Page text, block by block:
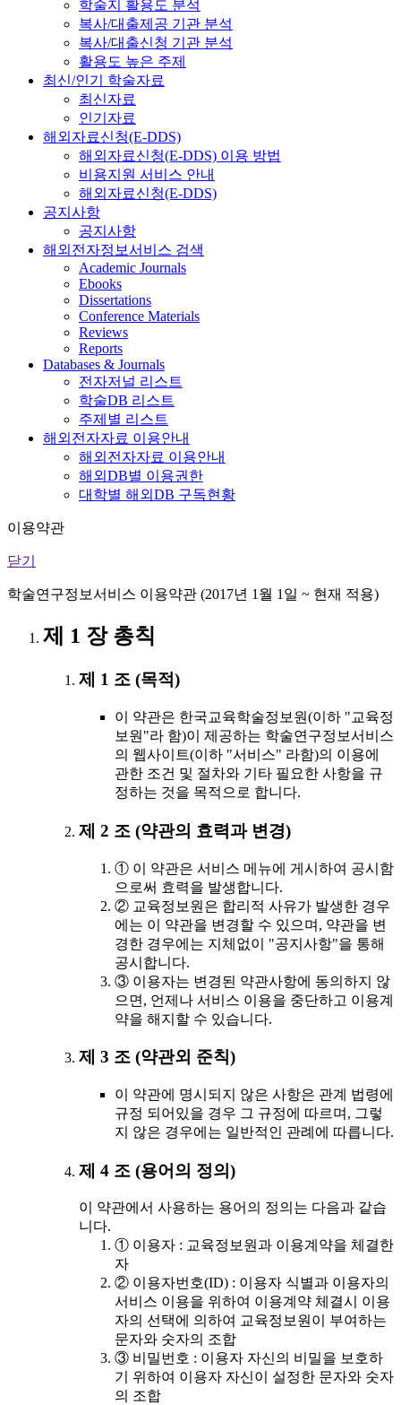
학술지 활용도 분석
복사/대출제공 기관 분석
복사/대출신청 기관 분석
활용도 높은 주제
최신/인기 학술자료
최신자료
인기자료
해외자료신청(E-DDS)
해외자료신청(E-DDS) 이용 방법
비용지원 서비스 안내
해외자료신청(E-DDS)
공지사항
공지사항
해외전자정보서비스 검색
Academic Journals
Ebooks
Dissertations
Conference Materials
Reviews
Reports
Databases & Journals
전자저널 리스트
학술DB 리스트
주제별 리스트
해외전자자료 이용안내
해외전자자료 이용안내
해외DB별 이용권한
대학별 해외DB 구독현황
이용약관
닫기
학술연구정보서비스 이용약관 (2017년 1월 1일 ~ 현재 적용)
제 1 장 총칙
제 1 조 (목적)
이 약관은 한국교육학술정보원(이하 "교육정
보원"라 함)이 제공하는 학술연구정보서비스
의 웹사이트(이하 "서비스" 라함)의 이용에
관한 조건 및 절차와 기타 필요한 사항을 규
정하는 것을 목적으로 합니다.
제 2 조 (약관의 효력과 변경)
① 이 약관은 서비스 메뉴에 게시하여 공시함
으로써 효력을 발생합니다.
② 교육정보원은 합리적 사유가 발생한 경우
에는 이 약관을 변경할 수 있으며, 약관을 변
경한 경우에는 지체없이 "공지사항"을 통해
공시합니다.
③ 이용자는 변경된 약관사항에 동의하지 않
으면, 언제나 서비스 이용을 중단하고 이용계
약을 해지할 수 있습니다.
제 3 조 (약관외 준칙)
이 약관에 명시되지 않은 사항은 관계 법령에
규정 되어있을 경우 그 규정에 따르며, 그렇
지 않은 경우에는 일반적인 관례에 따릅니다.
제 4 조 (용어의 정의)
이 약관에서 사용하는 용어의 정의는 다음과 같습
니다.
① 이용자 : 교육정보원과 이용계약을 체결한
자
② 이용자번호(ID) : 이용자 식별과 이용자의
서비스 이용을 위하여 이용계약 체결시 이용
자의 선택에 의하여 교육정보원이 부여하는
문자와 숫자의 조합
③ 비밀번호 : 이용자 자신의 비밀을 보호하
기 위하여 이용자 자신이 설정한 문자와 숫자
의 조합